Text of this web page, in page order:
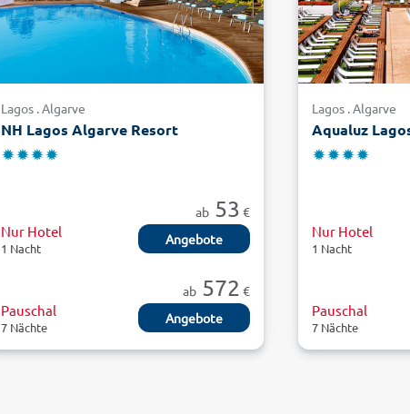
Lagos . Algarve
NH Lagos Algarve Resort
ab53 €
Nur Hotel
1 Nacht
Angebote
ab572 €
Pauschal
7 Nächte
Angebote
Lagos . Algarve
Aqualuz
Nur Hotel
1 Nacht
Pauschal
7 Nächte